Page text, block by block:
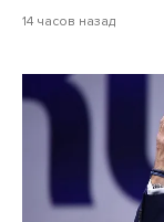
14 часов назад